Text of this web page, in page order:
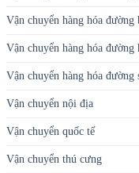
Vận chuyển hàng hóa đường
Vận chuyển hàng hóa đường
Vận chuyển hàng hóa đường
Vận chuyển nội địa
Vận chuyển quốc tế
Vận chuyển thú cưng